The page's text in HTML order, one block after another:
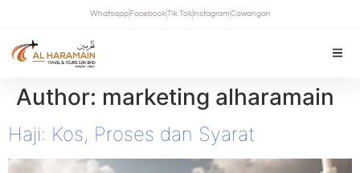
Whatsapp FacebookTik Tok Instagram Cawangan
Author: marketing alharamain
Haji: Kos, Proses dan Syarat